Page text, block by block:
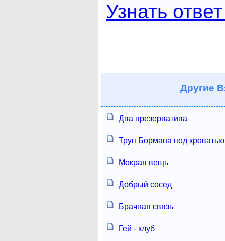
Узнать
Другие
Два презерватива
Труп Бормана под кроватью
Мокрая вещь
Добрый сосед
Брачная связь
Гей - клуб